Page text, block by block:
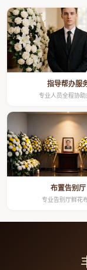
指导帮办服
专业人员全程协助
布置告别厅
专业告别厅鲜花